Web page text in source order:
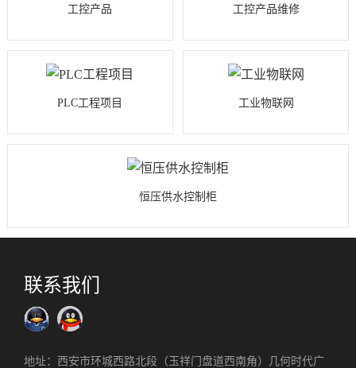
工控产品 工控产品维修
PLC工程项目 工业物联网
恒压供水控制柜
联系我们
地址：西安市环城西路北段（玉祥门盘道西南角）几何时代广